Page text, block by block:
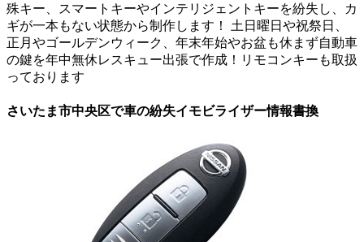
殊キー、スマートキーやインテリジェントキーを紛失し、カ
ギが一本もない状態から制作します！ 土日曜日や祝祭日、
正月やゴールデンウィーク、年末年始やお盆も休まず自動車
の鍵を年中無休レスキュー出張で作成！リモコンキーも取扱
っております
さいたま市中央区で車の紛失イモビライザー情報書換